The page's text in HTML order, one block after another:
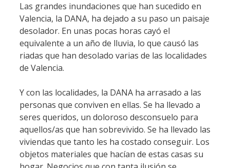
Las grandes inundaciones que han sucedido en
Valencia, la DANA, ha dejado a su paso un paisaje
desolador. En unas pocas horas cayó el
equivalente a un año de lluvia, lo que causó las
riadas que han desolado varias de las localidades
de Valencia.
Y con las localidades, la DANA ha arrasado a las
personas que conviven en ellas. Se ha llevado a
seres queridos, un doloroso desconsuelo para
aquellos/as que han sobrevivido. Se ha llevado las
viviendas que tanto les ha costado conseguir. Los
objetos materiales que hacían de estas casas su